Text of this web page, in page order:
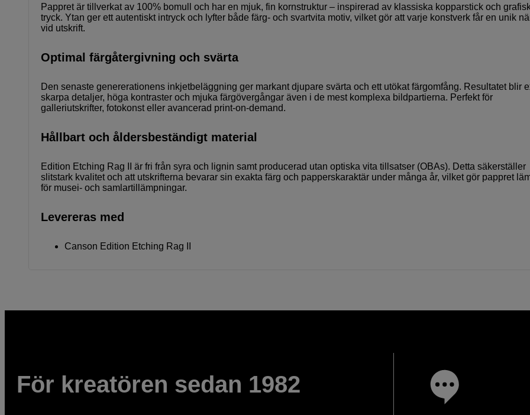
Pappret är tillverkat av 100% bomull och har en mjuk, fin kornstruktur – inspirerad av klassiska kopparstick och
tryck. Ytan ger ett autentiskt intryck och lyfter både färg- och svartvita motiv, vilket gör att varje konstverk får en unik
vid utskrift.
Optimal färgåtergivning och svärta
Den senaste genererationens inkjetbeläggning ger markant djupare svärta och ett utökat färgomfång. Resultatet blir
skarpa detaljer, höga kontraster och mjuka färgövergångar även i de mest komplexa bildpartierna. Perfekt för
galleriutskrifter, fotokonst eller avancerad print-on-demand.
Hållbart och åldersbeständigt material
Edition Etching Rag II är fri från syra och lignin samt producerad utan optiska vita tillsatser (OBAs). Detta säkerställer
slitstark kvalitet och att utskrifterna bevarar sin exakta färg och papperskaraktär under många år, vilket gör pappret
för musei- och samlartillämpningar.
Levereras med
Canson Edition Etching Rag II
För kreatören sedan 1982